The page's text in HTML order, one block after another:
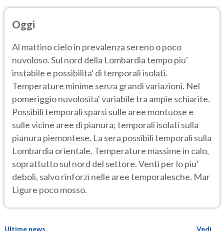
Oggi
Al mattino cielo in prevalenza sereno o poco
nuvoloso. Sul nord della Lombardia tempo piu'
instabile e possibilita' di temporali isolati.
Temperature minime senza grandi variazioni. Nel
pomeriggio nuvolosita' variabile tra ampie schiarite.
Possibili temporali sparsi sulle aree montuose e
sulle vicine aree di pianura; temporali isolati sulla
pianura piemontese. La sera possibili temporali sulla
Lombardia orientale. Temperature massime in calo,
soprattutto sul nord del settore. Venti per lo piu'
deboli, salvo rinforzi nelle aree temporalesche. Mar
Ligure poco mosso.
Ultime news Vedi